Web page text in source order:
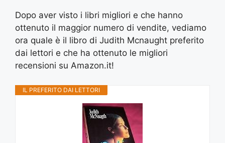
Dopo aver visto i libri migliori e che hanno
ottenuto il maggior numero di vendite, vediamo
ora quale è il libro di Judith Mcnaught preferito
dai lettori e che ha ottenuto le migliori
recensioni su Amazon.it!
IL PREFERITO DAI LETTORI